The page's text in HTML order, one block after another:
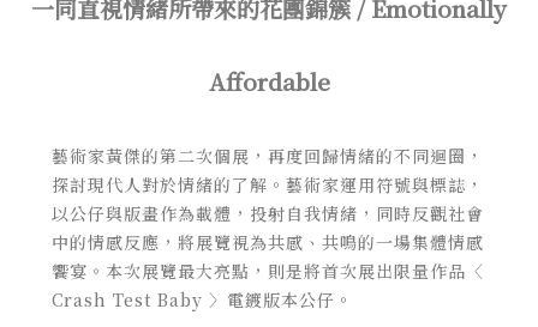
一同直視情緒所帶來的花團錦簇 / Emotionally
Affordable
藝術家黃傑的第二次個展，再度回歸情緒的不同迴圈，
探討現代人對於情緒的了解。藝術家運用符號與標誌，
以公仔與版畫作為載體，投射自我情緒，同時反觀社會
中的情感反應，將展覽視為共感、共鳴的一場集體情感
饗宴。本次展覽最大亮點，則是將首次展出限量作品〈
Crash Test Baby 〉電鍍版本公仔。